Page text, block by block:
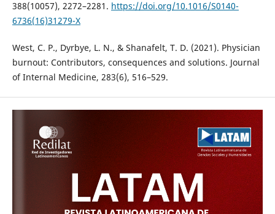
388(10057), 2272–2281. https://doi.org/10.1016/S0140-
6736(16)31279-X
West, C. P., Dyrbye, L. N., & Shanafelt, T. D. (2021). Physician
burnout: Contributors, consequences and solutions. Journal
of Internal Medicine, 283(6), 516–529.